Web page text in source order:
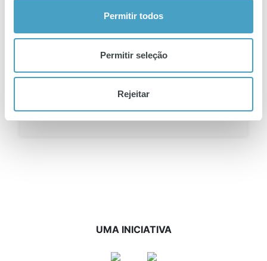
Permitir todos
Permitir seleção
Rejeitar
40 projetos a concurso na 1ª...
Já encerraram as candidaturas para a 1ª edição
do Prémio Tecnigen Farmácias Comunitárias.
estudantes juntaram-se
UMA INICIATIVA